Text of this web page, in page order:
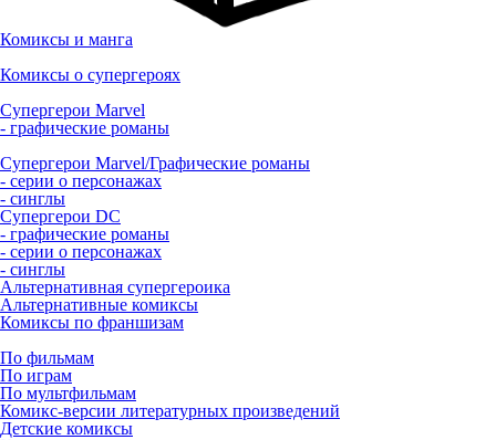
Комиксы и манга
Комиксы о супергероях
Супергерои Marvel
- графические романы
Супергерои Marvel/Графические романы
- серии о персонажах
- синглы
Супергерои DC
- графические романы
- серии о персонажах
- синглы
Альтернативная супергероика
Альтернативные комиксы
Комиксы по франшизам
По фильмам
По играм
По мультфильмам
Комикс-версии литературных произведений
Детские комиксы